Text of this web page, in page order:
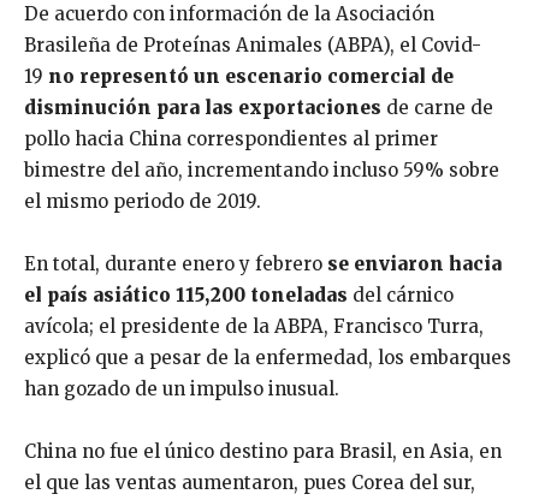
De acuerdo con información de la Asociación
Brasileña de Proteínas Animales (ABPA), el Covid-
19 no representó un escenario comercial de
disminución para las exportaciones de carne de
pollo hacia China correspondientes al primer
bimestre del año, incrementando incluso 59% sobre
el mismo periodo de 2019.
En total, durante enero y febrero se enviaron hacia
el país asiático 115,200 toneladas del cárnico
avícola; el presidente de la ABPA, Francisco Turra,
explicó que a pesar de la enfermedad, los embarques
han gozado de un impulso inusual.
China no fue el único destino para Brasil, en Asia, en
el que las ventas aumentaron, pues Corea del sur,